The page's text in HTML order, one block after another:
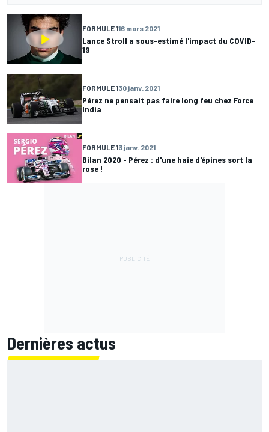
FORMULE 116 mars 2021
Lance Stroll a sous-estimé l'impact du COVID-
19
FORMULE 130 janv. 2021
Pérez ne pensait pas faire long feu chez Force
India
FORMULE 13 janv. 2021
Bilan 2020 - Pérez : d'une haie d'épines sort la
rose !
Dernières actus